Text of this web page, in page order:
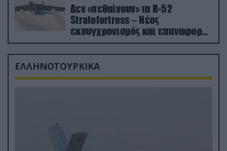
Δεν «πεθαίνουν» τα Β-52
Stratofortress – Νέος
εκσυγχρονισμός και επαναφορά
από τα «νεκροταφεία»
ΕΛΛΗΝΟΤΟΥΡΚΙΚΑ